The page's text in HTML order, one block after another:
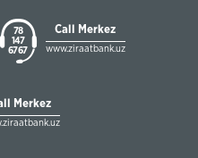
78
147
67 67
Call Merkez
www.ziraatbank.uz
Merkez